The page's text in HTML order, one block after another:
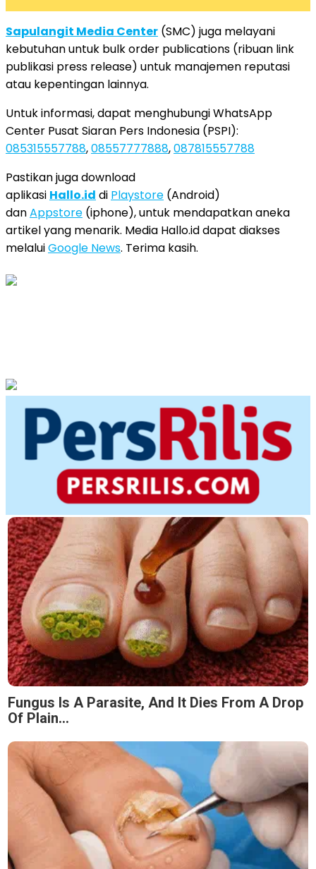
Sapulangit Media Center (SMC) juga melayani
kebutuhan untuk bulk order publications (ribuan link
publikasi press release) untuk manajemen reputasi
atau kepentingan lainnya.
Untuk informasi, dapat menghubungi WhatsApp
Center Pusat Siaran Pers Indonesia (PSPI):
085315557788,08557777888,087815557788
Pastikan juga download
aplikasi Hallo.id di Playstore (Android)
danAppstore (iphone), untuk mendapatkan aneka
artikel yang menarik. Media Hallo.id dapat diakses
melaluiGoogle News. Terima kasih.
Fungus Is A Parasite, And It Dies From A Drop
Of Plain...